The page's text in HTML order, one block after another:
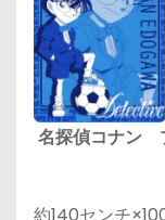
名探偵コナン